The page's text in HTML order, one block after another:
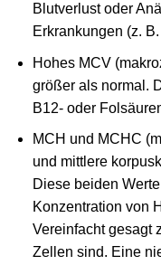
Blutverlust oder
Erkrankungen (z.
Hohes MCV
größer als normal.
B12- oder
MCH und MCHC
und mittlere
Diese beiden
Konzentration von
Vereinfacht gesagt
Zellen sind. Eine